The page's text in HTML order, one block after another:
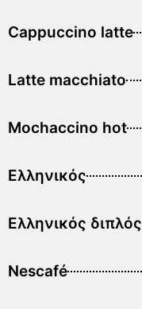
Cappuccino latte
Latte macchiato
Mochaccino hot
Ελληνικός
Ελληνικός διπλός
Nescafé